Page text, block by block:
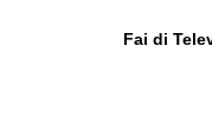
Fai di